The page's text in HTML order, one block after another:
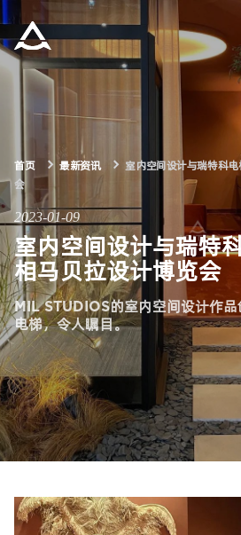
集团资讯
产品中心
解决方案
关于瑞特科
合作伙伴
首页 最新资讯
室内空间设计与瑞特科
会
2023-01-09
室内空间设计与瑞特
相马贝拉设计博览会
MIL STUDIOS的室内空间设计作
电梯，令人瞩目。